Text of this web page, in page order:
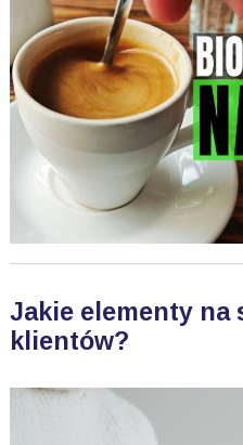
Jakie elementy na
klientów?